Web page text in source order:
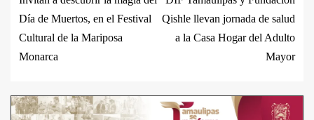
Día de Muertos, en el Festival
Cultural de la Mariposa
Monarca
Qishle llevan jornada de salud
a la Casa Hogar del Adulto
Mayor